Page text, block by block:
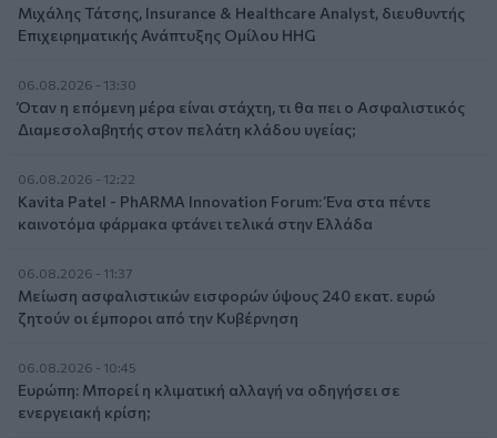
Μιχάλης Τάτσης, Insurance & Healthcare Analyst, διευθυντής
Επιχειρηματικής Ανάπτυξης Ομίλου HHG
06.08.2026 - 13:30
Όταν η επόμενη μέρα είναι στάχτη, τι θα πει ο Ασφαλιστικός
Διαμεσολαβητής στον πελάτη κλάδου υγείας;
06.08.2026 - 12:22
Kavita Patel - PhARMA Innovation Forum: Ένα στα πέντε
καινοτόμα φάρμακα φτάνει τελικά στην Ελλάδα
06.08.2026 - 11:37
Μείωση ασφαλιστικών εισφορών ύψους 240 εκατ. ευρώ
ζητούν οι έμποροι από την Κυβέρνηση
06.08.2026 - 10:45
Ευρώπη: Μπορεί η κλιματική αλλαγή να οδηγήσει σε
ενεργειακή κρίση;